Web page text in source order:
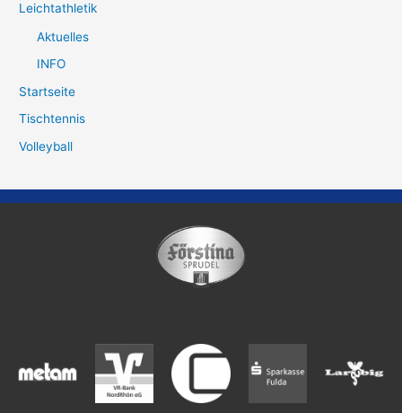
Leichtathletik
Aktuelles
INFO
Startseite
Tischtennis
Volleyball